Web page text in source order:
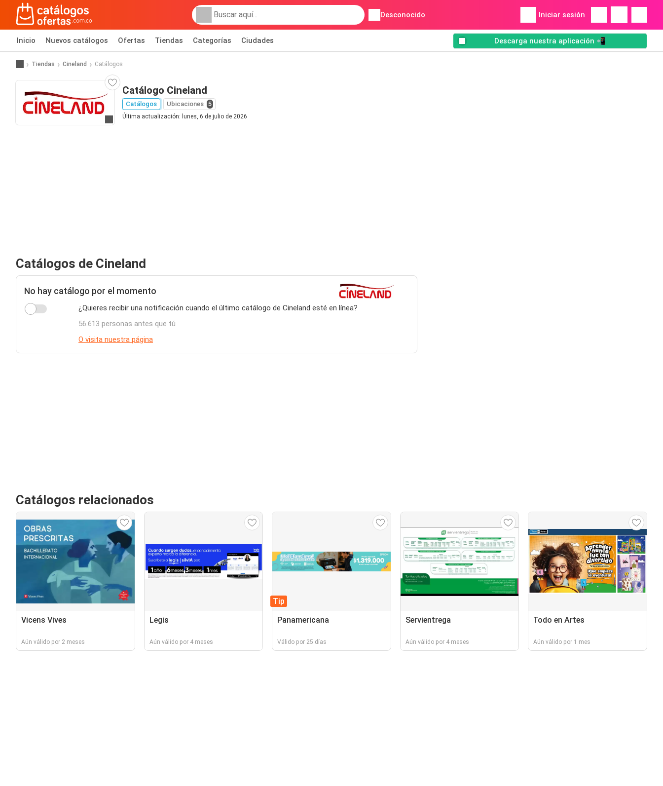
Desconocido Iniciar sesión
Inicio Nuevos catálogos Ofertas Tiendas Categorías Ciudades Descarga nuestra aplicación 📲
Tiendas Cineland Catálogos
Ir al sitio
Catálogo Cineland
Catálogos Ubicaciones 5
Última actualización: lunes, 6 de julio de 2026
Catálogos de Cineland
No hay catálogo por el momento
¿Quieres recibir una notificación cuando el último catálogo de Cineland esté en línea?
56.613 personas antes que tú
O visita nuestra página
Catálogos relacionados
Vicens Vives
Aún válido por 2 meses
Legis
Aún válido por 4 meses
Tip
Panamericana
Válido por 25 días
Servientrega
Aún válido por 4 meses
Todo en Artes
Aún válido por 1 mes